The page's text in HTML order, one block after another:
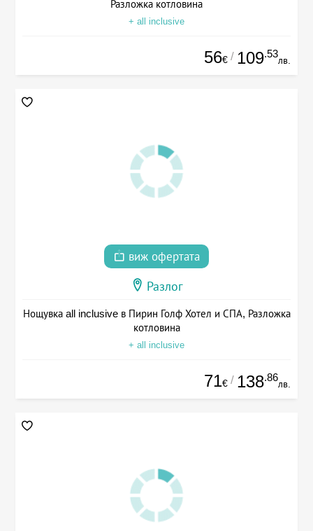
Разложка котловина
+ all inclusive
56€ / 109.53
лв.
виж офертата
Разлог
Нощувка all inclusive в Пирин Голф Хотел и СПА, Разложка
котловина
+ all inclusive
71€ / 138.86
лв.